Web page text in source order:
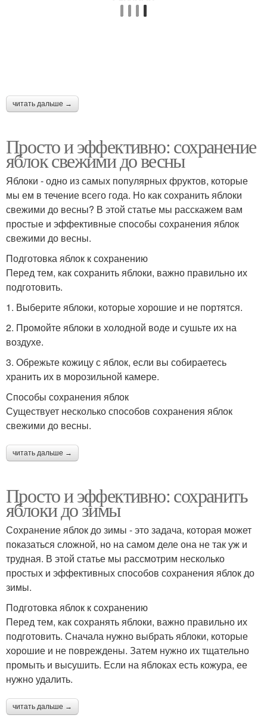
читать дальше →
Просто и эффективно: сохранение
яблок свежими до весны
Яблоки - одно из самых популярных фруктов, которые
мы ем в течение всего года. Но как сохранить яблоки
свежими до весны? В этой статье мы расскажем вам
простые и эффективные способы сохранения яблок
свежими до весны.
Подготовка яблок к сохранению
Перед тем, как сохранить яблоки, важно правильно их
подготовить.
1. Выберите яблоки, которые хорошие и не портятся.
2. Промойте яблоки в холодной воде и сушьте их на
воздухе.
3. Обрежьте кожицу с яблок, если вы собираетесь
хранить их в морозильной камере.
Способы сохранения яблок
Существует несколько способов сохранения яблок
свежими до весны.
читать дальше →
Просто и эффективно: сохранить
яблоки до зимы
Сохранение яблок до зимы - это задача, которая может
показаться сложной, но на самом деле она не так уж и
трудная. В этой статье мы рассмотрим несколько
простых и эффективных способов сохранения яблок до
зимы.
Подготовка яблок к сохранению
Перед тем, как сохранять яблоки, важно правильно их
подготовить. Сначала нужно выбрать яблоки, которые
хорошие и не повреждены. Затем нужно их тщательно
промыть и высушить. Если на яблоках есть кожура, ее
нужно удалить.
читать дальше →